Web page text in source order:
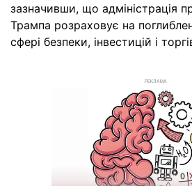
зазначивши, що адміністрація
Трампа розраховує на
сфері безпеки, інвестицій і
РЕКЛАМА